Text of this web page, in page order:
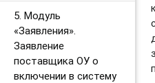
5. Модуль
«Заявления».
Заявление
поставщика ОУ о
включении в систему